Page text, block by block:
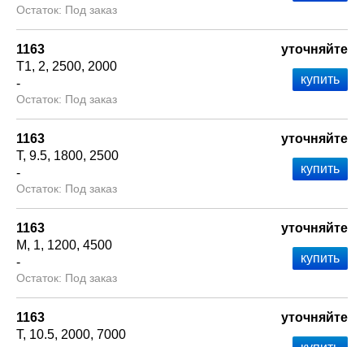
Под заказ
1163
Т1 2 2500 2000
-
Под заказ
уточняйте
1163
Т 9.5 1800 2500
-
Под заказ
уточняйте
1163
М
1 1200 4500
-
Под заказ
уточняйте
1163
Т 10.5 2000 7000
уточняйте